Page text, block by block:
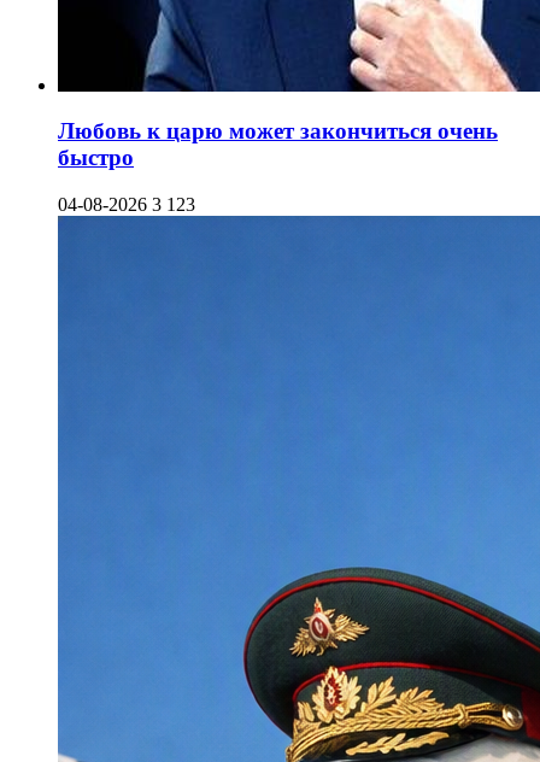
Любовь к царю может закончиться очень
быстро
04-08-2026 3 123